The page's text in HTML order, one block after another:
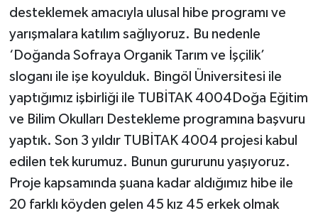
desteklemek amacıyla ulusal hibe programı ve
yarışmalara katılım sağlıyoruz. Bu nedenle
‘Doğanda Sofraya Organik Tarım ve İşçilik’
sloganı ile işe koyulduk. Bingöl Üniversitesi ile
yaptığımız işbirliği ile TUBİTAK 4004Doğa Eğitim
ve Bilim Okulları Destekleme programına başvuru
yaptık. Son 3 yıldır TUBİTAK 4004 projesi kabul
edilen tek kurumuz. Bunun gururunu yaşıyoruz.
Proje kapsamında şuana kadar aldığımız hibe ile
20 farklı köyden gelen 45 kız 45 erkek olmak